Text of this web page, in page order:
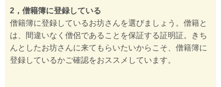
2，僧籍簿に登録している
僧籍簿に登録しているお坊さんを選びましょう。僧籍と
は、間違いなく僧侶であることを保証する証明証。きち
んとしたお坊さんに来てもらいたいからこそ、僧籍簿に
登録しているかご確認をおススメしています。